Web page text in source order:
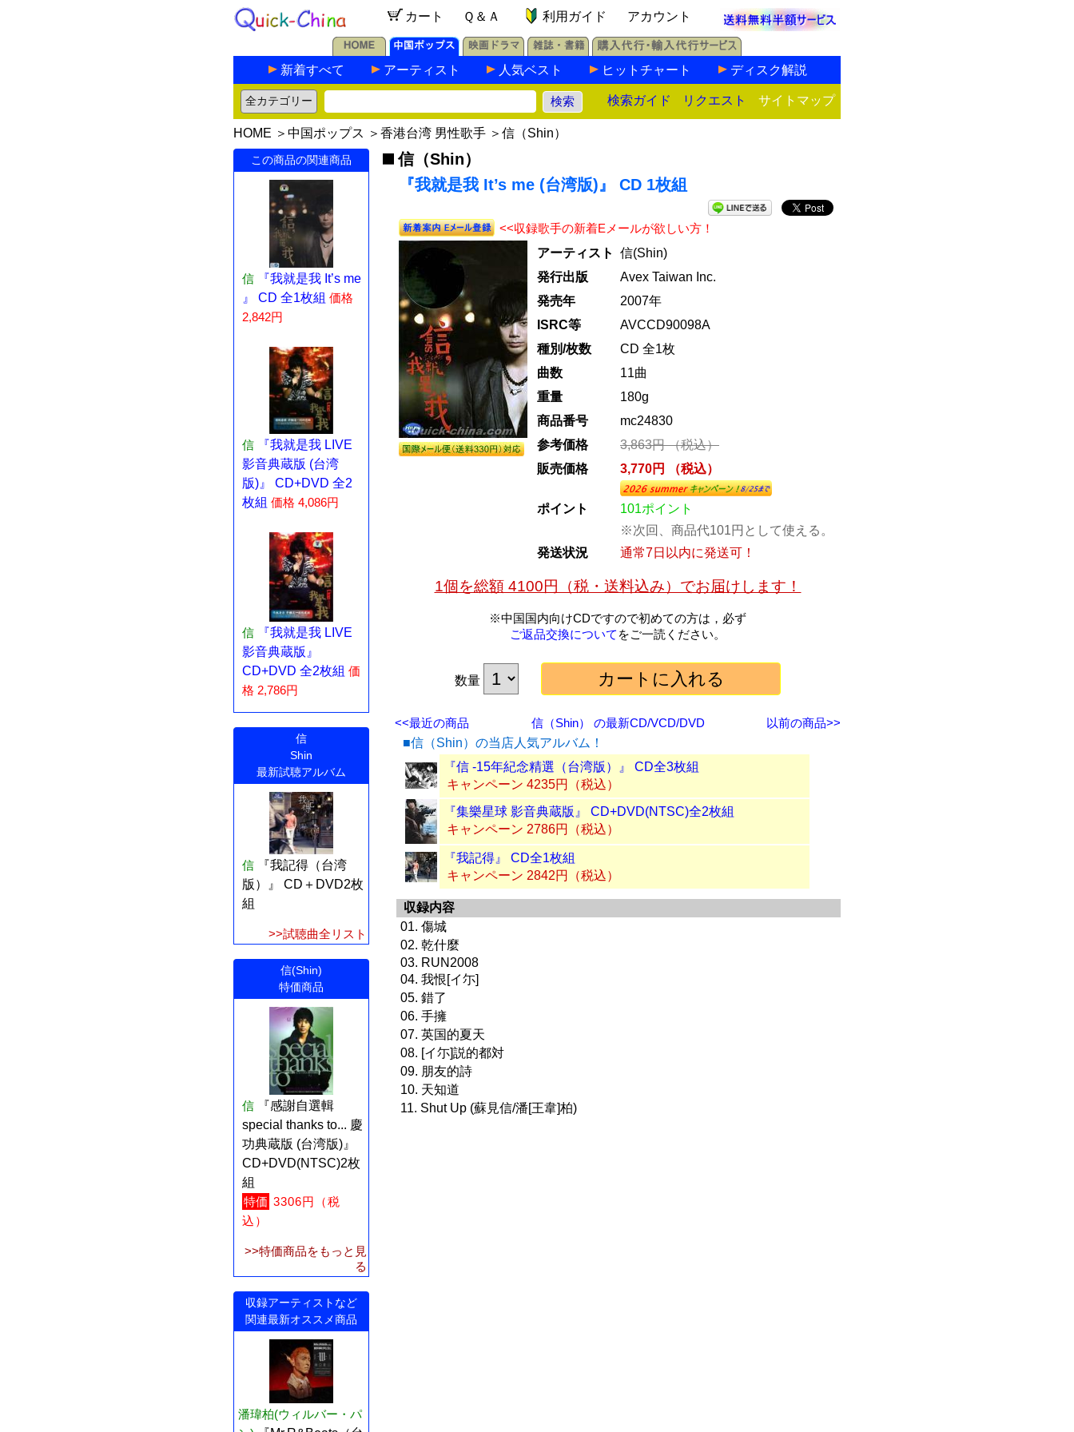
カート Ｑ＆Ａ 利用ガイド アカウント
新着すべて アーティスト 人気ベスト ヒットチャート ディスク解説
検索ガイド リクエスト サイトマップ
HOME ＞ 中国ポップス ＞ 香港台湾 男性歌手 ＞ 信（Shin）
この商品の関連商品
信
『我就是我 It’s me
』 CD 全1枚組 価格
2,842円
信
『我就是我 LIVE
影音典蔵版 (台湾
版)』 CD+DVD 全2
枚組 価格 4,086円
信
『我就是我 LIVE
影音典蔵版』
CD+DVD 全2枚組 価
格 2,786円
信
Shin
最新試聴アルバム
信
『我記得（台湾
版）』 CD＋DVD2枚
組
>>試聴曲全リスト
信(Shin)
特価商品
信
『感謝自選輯
special thanks to... 慶
功典蔵版 (台湾版)』
CD+DVD(NTSC)2枚
組
特価 3306円（税
込）
>>特価商品をもっと見
る
収録アーティストなど
関連最新オススメ商品
潘瑋柏(ウィルバー・パ
信（Shin）
『我就是我 It’s me (台湾版)』 CD 1枚組
<<収録歌手の新着Eメールが欲しい方！
アーティスト
信(Shin)
発行出版
Avex Taiwan Inc.
発売年
2007年
ISRC等
AVCCD90098A
種別/枚数
CD 全1枚
曲数
11曲
重量
180g
商品番号
mc24830
参考価格
3,863円 （税込）
販売価格
3,770円 （税込）
ポイント
101ポイント
※次回、商品代101円として使える。
発送状況
通常7日以内に発送可！
1個を総額 4100円（税・送料込み）でお届けします！
※中国国内向けCDですので初めての方は，必ず
ご返品交換について をご一読ください。
数量
<<最近の商品 以前の商品>>
信（Shin） の最新CD/VCD/DVD
■信（Shin）の当店人気アルバム！
『信 -15年紀念精選（台湾版）』 CD全3枚組
キャンペーン 4235円（税込）
『集樂星球 影音典蔵版』 CD+DVD(NTSC)全2枚組
キャンペーン 2786円（税込）
『我記得』 CD全1枚組
キャンペーン 2842円（税込）
収録内容
01. 傷城
02. 乾什麼
03. RUN2008
04. 我恨[イ尓]
05. 錯了
06. 手擁
07. 英国的夏天
08. [イ尓]説的都対
09. 朋友的詩
10. 天知道
11. Shut Up (蘇見信/潘[王韋]柏)